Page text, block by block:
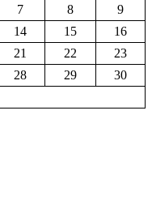
7 8
9
14 15
16
21 22
23
28 29
30